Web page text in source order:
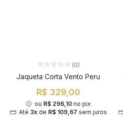
(0)
Jaqueta Corta Vento Peru
R$ 329,00
ou R$ 296,10 no pix
Até 3xde R$ 109,67 sem juros